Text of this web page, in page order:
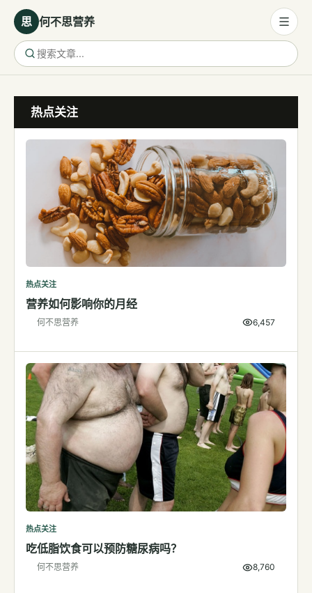
思 何不思营养
营养与饮食
保健食品
代谢健康
生殖健康
运动
睡眠
指标解读
体检与复查
医学百科
视频
视频博客
营养科普视频
热点关注
热点关注
营养如何影响你的月经
何不思营养 6,457
热点关注
吃低脂饮食可以预防糖尿病吗？
何不思营养 8,760